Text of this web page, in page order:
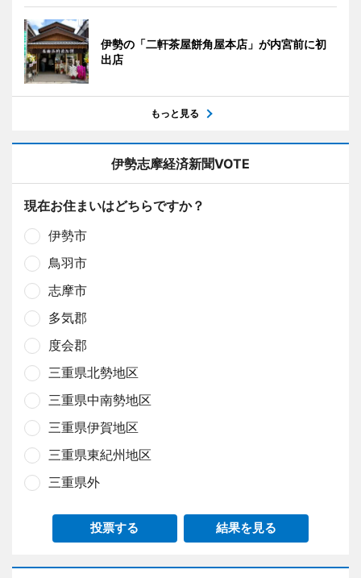
伊勢の「二軒茶屋餅角屋本店」が内宮前に初
出店
もっと見る
伊勢志摩経済新聞VOTE
現在お住まいはどちらですか？
伊勢市
鳥羽市
志摩市
多気郡
度会郡
三重県北勢地区
三重県中南勢地区
三重県伊賀地区
三重県東紀州地区
三重県外
投票する 結果を見る